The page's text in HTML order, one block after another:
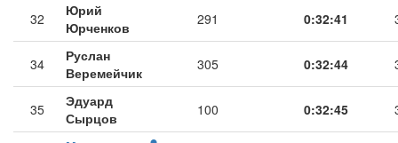
32
Юрий
Юрченков
291 0:32:41
34
Руслан
Веремейчик
305 0:32:44
35
Эдуард
Сырцов
100 0:32:45